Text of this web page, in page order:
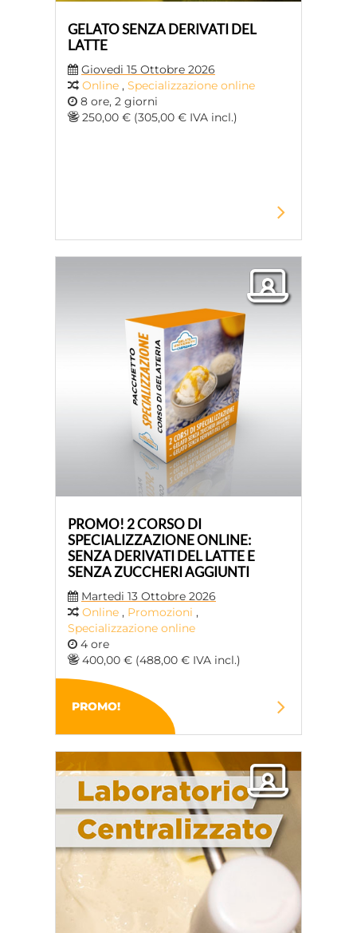
GELATO SENZA DERIVATI DEL
LATTE
Giovedi 15 Ottobre 2026
Online , Specializzazione online
8 ore, 2 giorni
250,00 € (305,00 € IVA incl.)
PROMO! 2 CORSO DI
SPECIALIZZAZIONE ONLINE:
SENZA DERIVATI ​​DEL LATTE E
SENZA ZUCCHERI AGGIUNTI
Martedi 13 Ottobre 2026
Online , Promozioni ,
Specializzazione online
4 ore
400,00 € (488,00 € IVA incl.)
PROMO!